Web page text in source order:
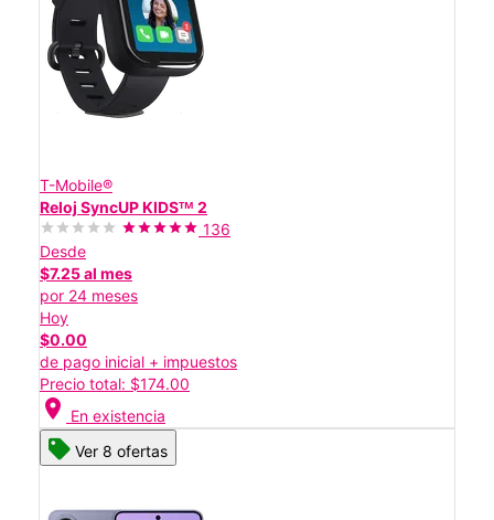
T-Mobile®
Reloj SyncUP KIDSᵀᴹ 2
136
Desde
$7.25 al mes
por 24 meses
Hoy
$0.00
de pago inicial + impuestos
Precio total: $174.00
location_on En existencia
Ver 8 ofertas